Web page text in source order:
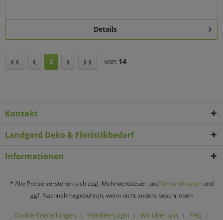
Details
2 von 14
Kontakt
Landgard Deko & Floristikbedarf
Informationen
* Alle Preise verstehen sich zzgl. Mehrwertsteuer undVersandkostenund
ggf. Nachnahmegebühren, wenn nicht anders beschrieben
Cookie-Einstellungen Händler-Login Wir über uns
FAQ